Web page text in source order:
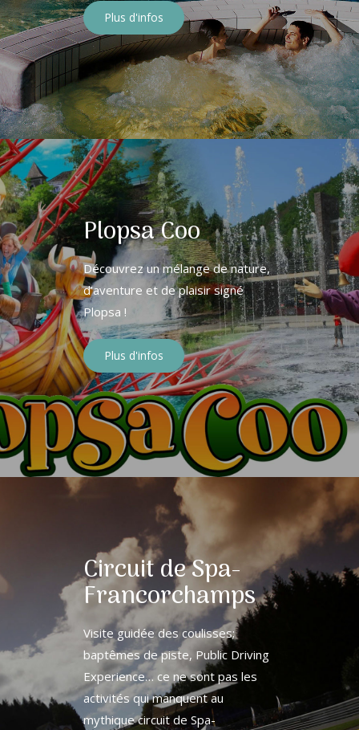
Plus d'infos
Plopsa Coo
Découvrez un mélange de nature,
d’aventure et de plaisir signé
Plopsa !
Plus d'infos
Circuit de Spa-
Francorchamps
Visite guidée des coulisses;
baptêmes de piste, Public Driving
Experience… ce ne sont pas les
activités qui manquent au
mythique circuit de Spa-